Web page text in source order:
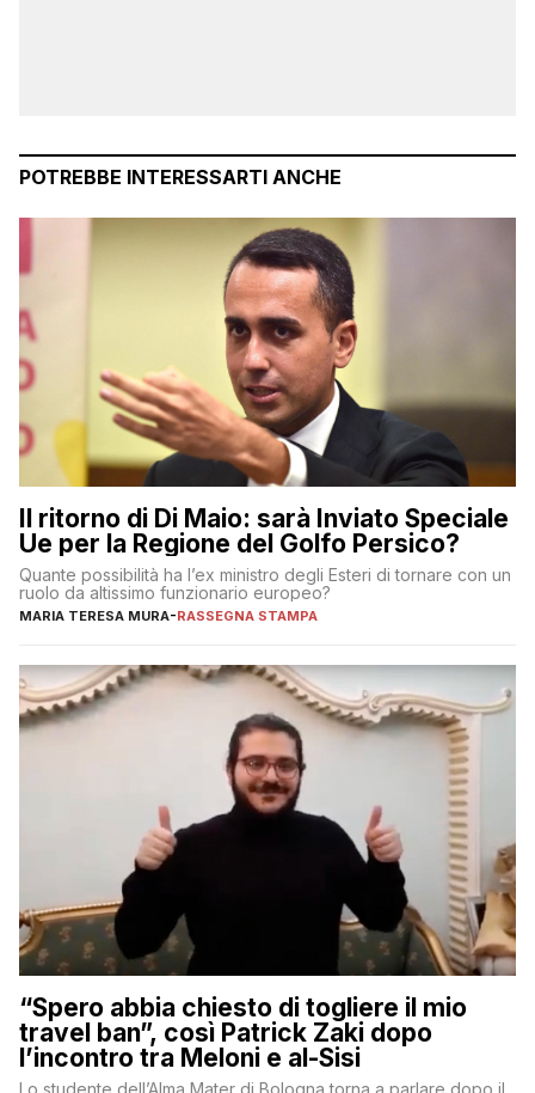
POTREBBE INTERESSARTI ANCHE
Il ritorno di Di Maio: sarà Inviato Speciale
Ue per la Regione del Golfo Persico?
Quante possibilità ha l’ex ministro degli Esteri di tornare con un
ruolo da altissimo funzionario europeo?
MARIA TERESA MURA-RASSEGNA STAMPA
“Spero abbia chiesto di togliere il mio
travel ban”, così Patrick Zaki dopo
l’incontro tra Meloni e al-Sisi
Lo studente dell’Alma Mater di Bologna torna a parlare dopo il